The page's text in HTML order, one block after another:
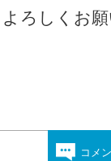
ろしくお
コメ